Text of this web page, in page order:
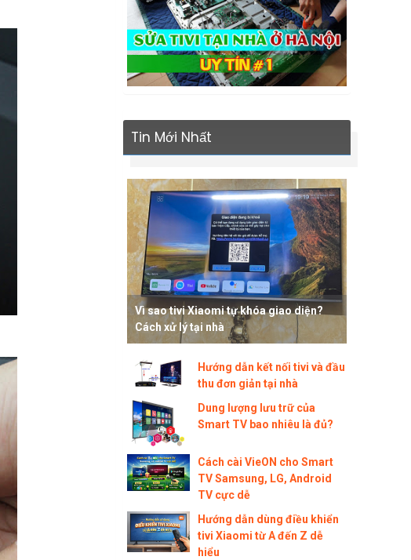
Tin Mới Nhất
Vì sao tivi Xiaomi tự khóa giao diện?
Cách xử lý tại nhà
Hướng dẫn kết nối tivi và đầu
thu đơn giản tại nhà
Dung lượng lưu trữ của
Smart TV bao nhiêu là đủ?
Cách cài VieON cho Smart
TV Samsung, LG, Android
TV cực dễ
Hướng dẫn dùng điều khiển
tivi Xiaomi từ A đến Z dễ
hiểu